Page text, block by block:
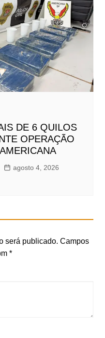
DE 6 QUILOS
OPERAÇÃO
agosto 4, 2026
será publicado. Campos
*